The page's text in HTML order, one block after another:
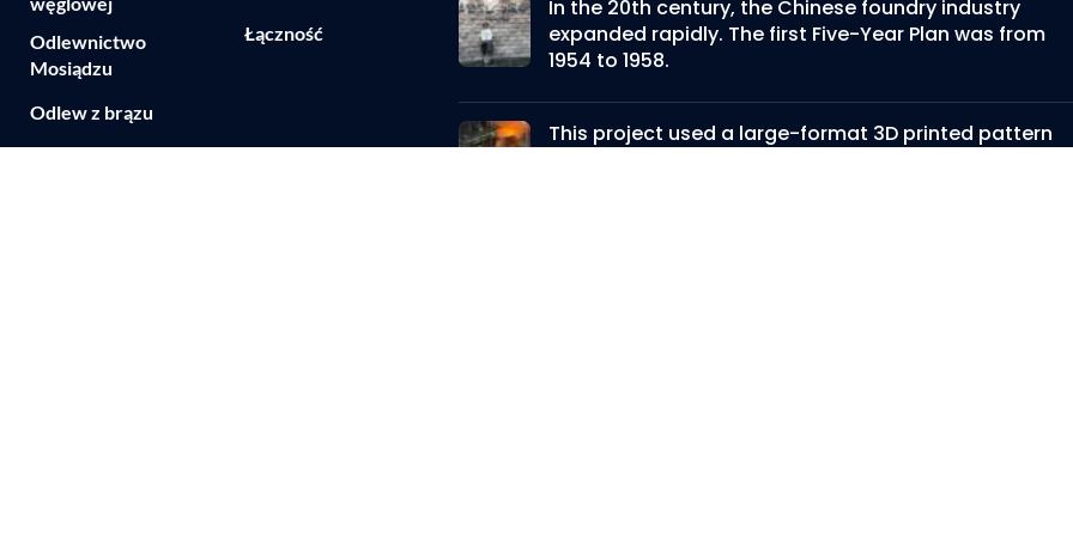
Odlewnictwo
Mosiądzu
Odlew z brązu
Łączność
In the 20th century, the Chinese foundry industry
expanded rapidly. The first Five-Year Plan was from
1954 to 1958.
This project used a large-format 3D printed pattern